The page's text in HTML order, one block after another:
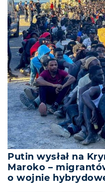
Putin wysłał na
Maroko –
o wojnie